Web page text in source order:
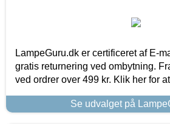
LampeGuru.dk er certificeret af E-
gratis returnering ved ombytning.
ved ordrer over 499 kr. Klik her for
Se udvalget på